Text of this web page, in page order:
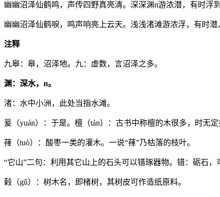
幽幽沼泽仙鹤鸣，声传四野真亮清。深深渊n游浓潜，有时浮
幽幽沼泽仙鹤唳，鸣声响亮上云天。浅浅渚滩游浓浮，有时
注释
九皋：皋，沼泽地。九：虚数，言沼泽之多。
渊：深水，n。
渚：水中小洲，此处当指水滩。
爰（yuán）：于是。檀（tán）：古书中称檀的木很多，时无
萚（tuò）：酸枣一类的灌木。一说“萚”乃枯落的枝叶。
“它山”二句：利用其它山上的石头可以错琢器物。错：砺石，
榖（gǔ）：树木名，即楮树，其树皮可作造纸原料。